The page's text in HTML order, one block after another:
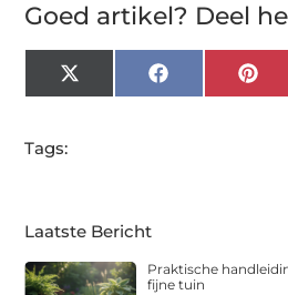
Goed artikel? Deel
X
(Twitter)
Facebook
Tags:
Laatste Bericht
Praktische
fijne tuin